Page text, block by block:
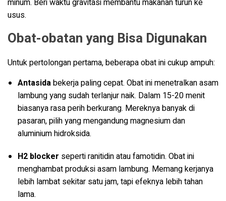
usus.
Obat-obatan yang Bisa Digunakan
Untuk pertolongan pertama, beberapa obat ini cukup ampuh:
Antasidabekerja paling cepat. Obat ini menetralkan asam
lambung yang sudah terlanjur naik. Dalam 15-20 menit
biasanya rasa perih berkurang. Mereknya banyak di
pasaran, pilih yang mengandung magnesium dan
aluminium hidroksida.
H2 blocker seperti ranitidin atau famotidin. Obat ini
menghambat produksi asam lambung. Memang kerjanya
lebih lambat sekitar satu jam, tapi efeknya lebih tahan
lama.